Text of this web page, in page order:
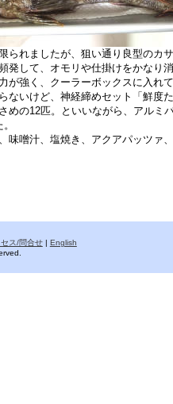
られましたが、狙い通り良型のカ
発して、オモリや仕掛けをかなり
が強く、クーラーボックスに入れ
ないけど、神経締めセット「鮮度
めの12匹。といいながら、アルミ
味噌汁、塩焼き、アクアパッツァ
セス/問合せ| English